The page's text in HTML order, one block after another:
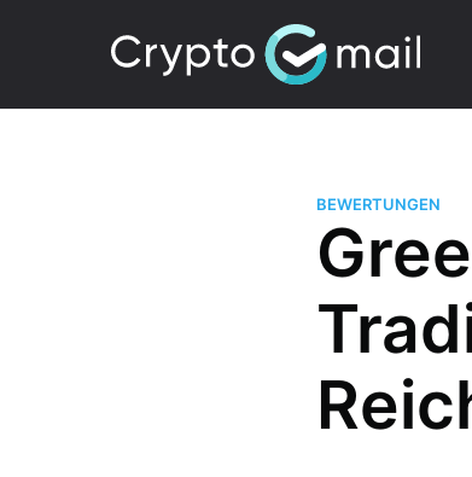
BEWERTUNGEN